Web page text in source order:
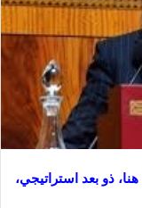
ذو بعد استراتيجي،